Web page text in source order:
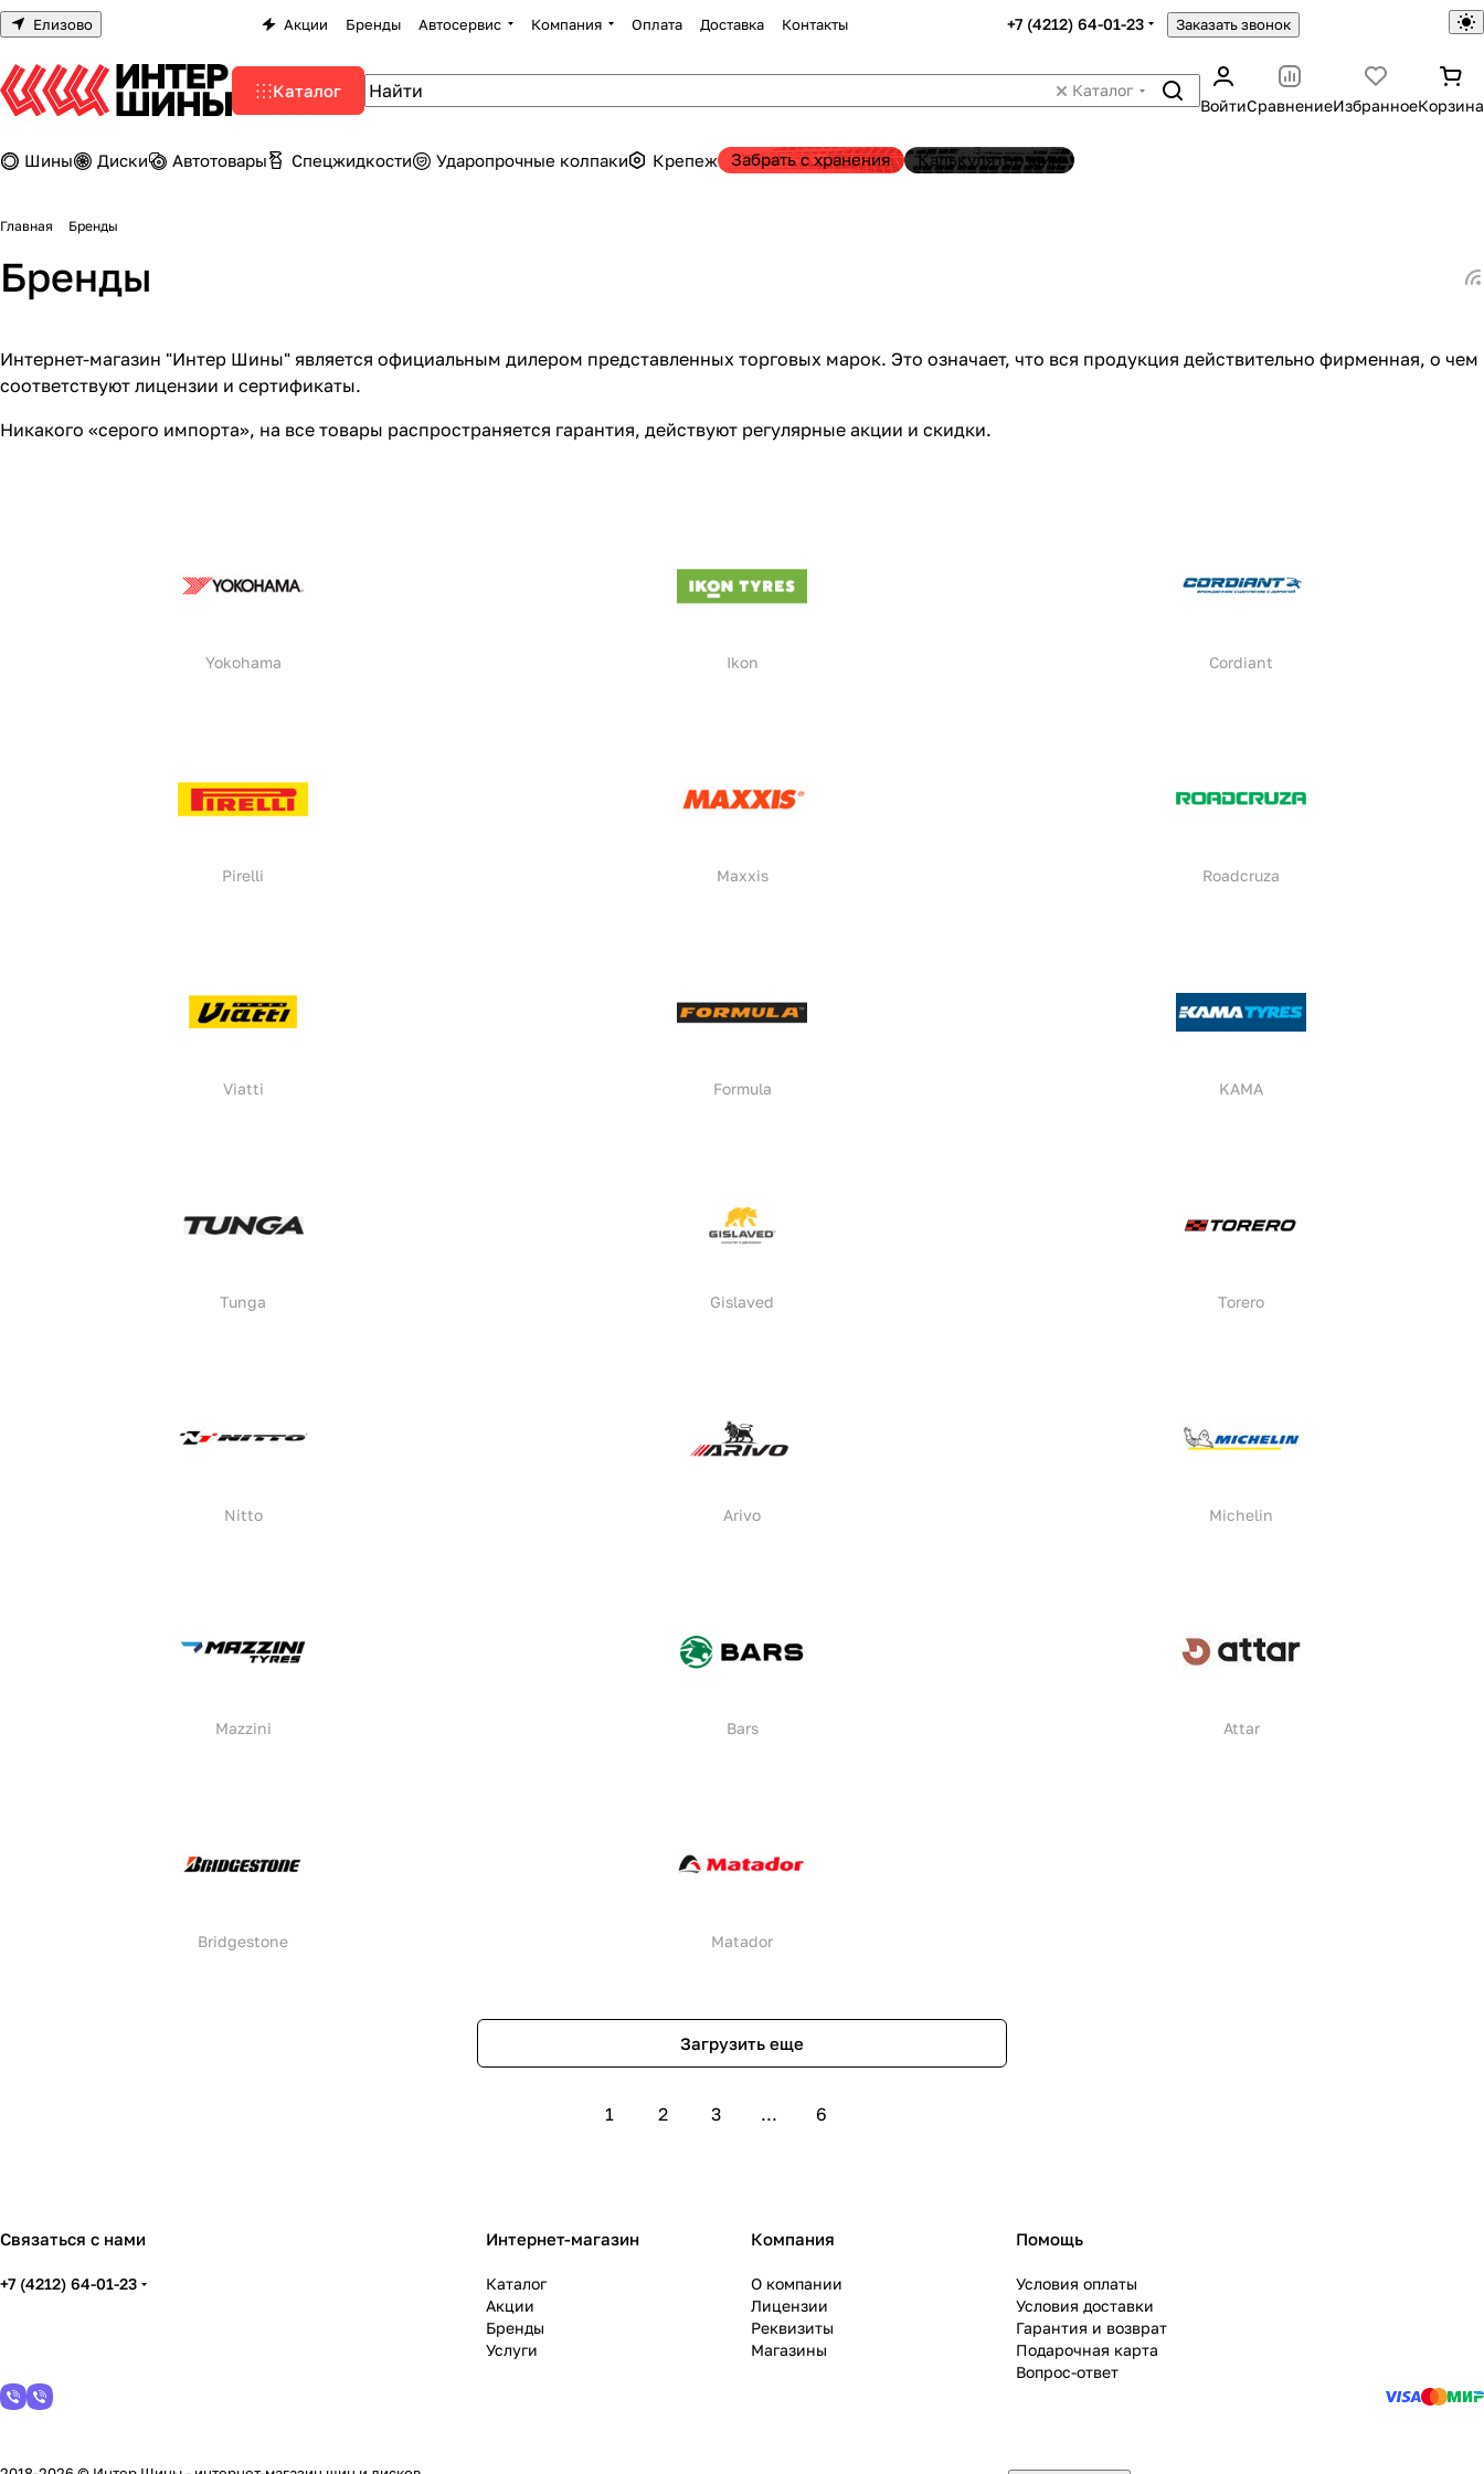
Елизово Акции Бренды Автосервис Компания Оплата Доставка Контакты +7 (4212) 64-01-23 Заказать звонок
Каталог
Каталог
ВойтиСравнениеИзбранноеКорзина
Шины Диски Автотовары Спецжидкости Ударопрочные колпаки Крепеж Забрать с хранения Калькулятор шин
Главная Бренды
Бренды
Интернет-магазин "Интер Шины" является официальным дилером представленных торговых марок. Это означает, что вся продукция действительно фирменная, о чем
соответствуют лицензии и сертификаты.
Никакого «серого импорта», на все товары распространяется гарантия, действуют регулярные акции и скидки.
Yokohama Ikon Cordiant
Pirelli Maxxis Roadcruza
Viatti Formula KAMA
Tunga Gislaved Torero
Nitto Arivo Michelin
Mazzini Bars Attar
Bridgestone Matador
Загрузить еще
1 2 3 ... 6
Связаться с нами
+7 (4212) 64-01-23
Интернет-магазин
Каталог
Акции
Бренды
Услуги
Компания
О компании
Лицензии
Реквизиты
Магазины
Помощь
Условия оплаты
Условия доставки
Гарантия и возврат
Подарочная карта
Вопрос-ответ